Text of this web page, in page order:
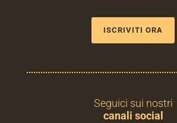
ISCRIVITI ORA
Seguici sui nostri
canali social